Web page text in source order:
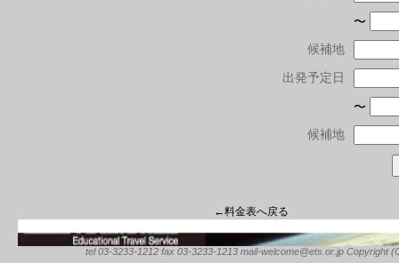
〜
候補地
出発予定日
〜
候補地
←料金表へ戻る
tel 03-3233-1212 fax 03-3233-1213 mail-welcome@ets.or.jp Copyright